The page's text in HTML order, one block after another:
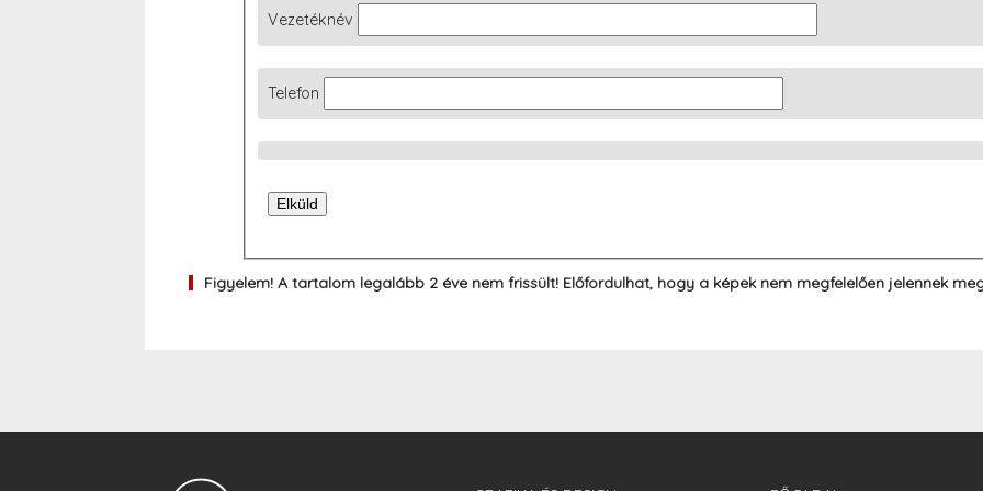
Vezetéknév
Telefon
Figyelem! A tartalom legalább 2 éve nem frissült! Előfordulhat, hogy a képek nem megfelelően jelennek